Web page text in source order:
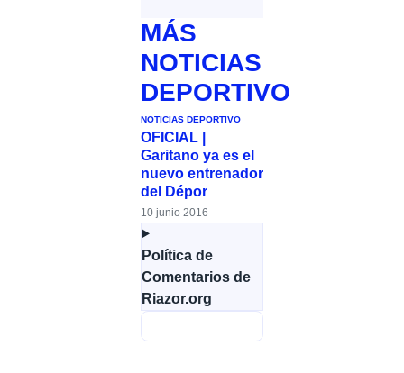
MÁS
NOTICIAS
DEPORTIVO
NOTICIAS DEPORTIVO
OFICIAL |
Garitano ya es el
nuevo entrenador
del Dépor
10 junio 2016
Política de
Comentarios de
Riazor.org